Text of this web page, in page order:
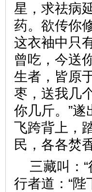
星，求祛病
药。欲传你
这衣袖中只
曾吃，今送
生者，皆原
枣，送我几
你几斤。”
飞跨背上，
民，各各
三藏叫：
行者道：“